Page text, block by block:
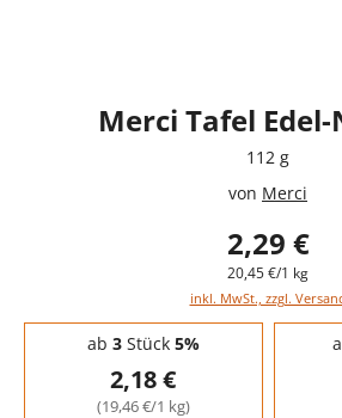
Merci Tafel
112 g
von Merci
2,29 €
20,45 €/1 kg
inkl. MwSt., zzgl.
Staffelpreise - Mengenrabatt
ab 3Stück 5%
2,18 €
(19,46 €/1 kg)